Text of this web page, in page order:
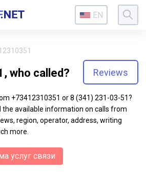
EN
who called? Reviews
+73412310351 or 8 (341) 231-03-51?
the available information on calls from
region, operator, address, writing
more.
услуг связи